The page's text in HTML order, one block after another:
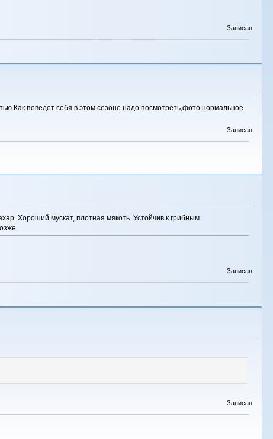
Записан
поведет себя в этом сезоне надо посмотреть,фото нормальное
Записан
Хороший мускат, плотная мякоть. Устойчив к грибным
Записан
Записан